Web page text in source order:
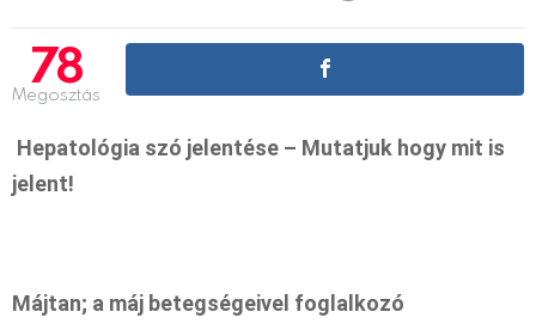
78
Megosztás
Hepatológia szó jelentése – Mutatjuk hogy mit is
jelent!
Májtan; a máj betegségeivel foglalkozó